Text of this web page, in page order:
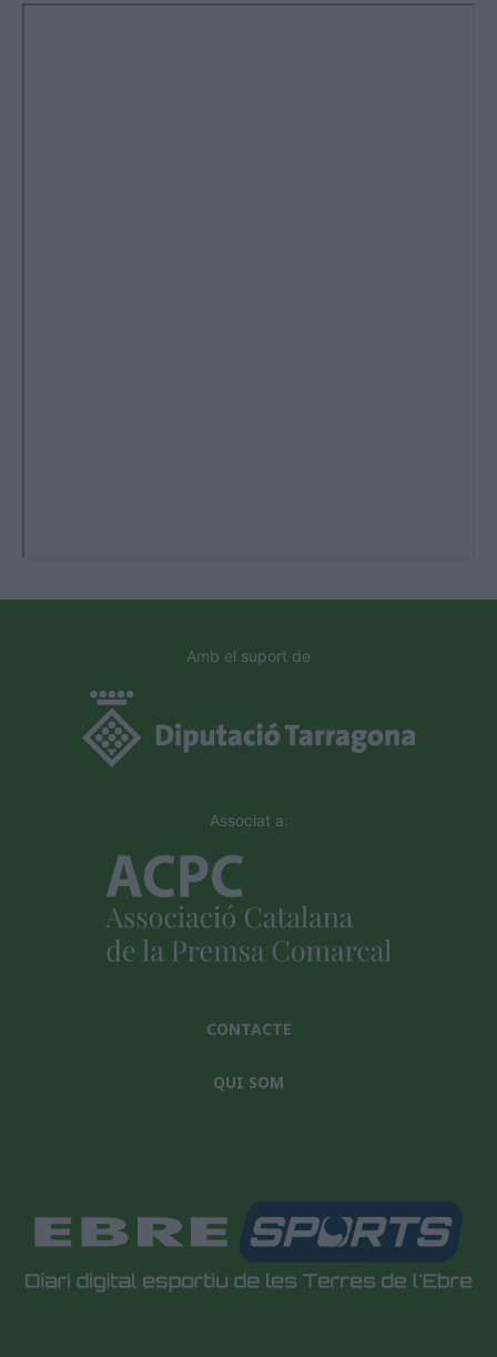
Amb el suport de
Associat a:
CONTACTE
QUI SOM